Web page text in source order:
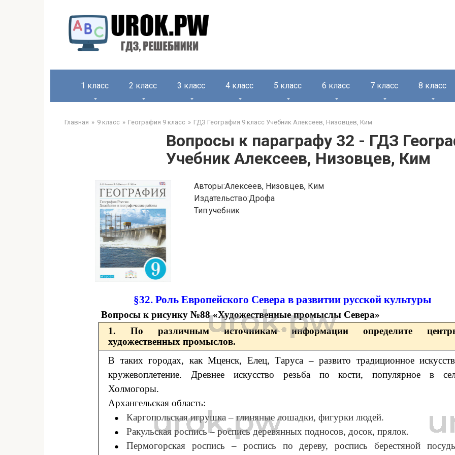
1 класс 2 класс 3 класс 4 класс 5 класс 6 класс 7 класс 8 класс
Главная 9 класс География 9 класс ГДЗ География 9 класс Учебник Алексеев, Низовцев, Ким
Вопросы к параграфу 32 - ГДЗ
Учебник Алексеев, Низовцев, Ким
Авторы:Алексеев, Низовцев, Ким
Издательство:Дрофа
Тип:учебник
§32. Роль Европейского Севера в развитии русской культуры
Вопросы к рисунку №88 «Художественные промыслы Севера»
1. По различным источникам информации определите
художественных промыслов.
В таких городах, как Мценск, Елец, Таруса – развито традиционное
кружевоплетение. Древнее искусство резьба по кости, популярное в
Холмогоры.
Архангельская область:
Каргопольская игрушка ‒ глиняные лошадки, фигурки людей.
Ракульская роспись ‒ роспись деревянных подносов, досок, прялок.
Пермогорская роспись ‒ роспись по дереву, роспись берестяной